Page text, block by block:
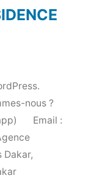
nous ?
Email :
Dakar,